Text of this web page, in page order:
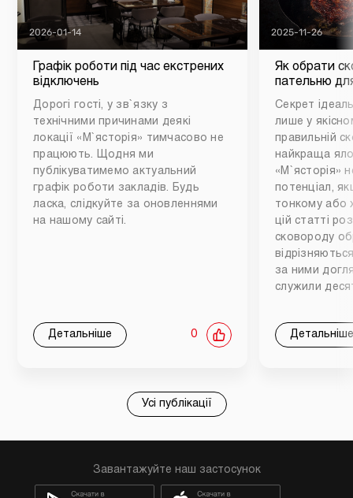
2026-01-14
Графік роботи під час екстрених
відключень
Дорогі гості, у зв`язку з
технічними причинами деякі
локації «М`ясторія» тимчасово не
працюють. Щодня ми
публікуватимемо актуальний
графік роботи закладів. Будь
ласка, слідкуйте за оновленнями
на нашому сайті.
Детальніше 0
2025-11-26
Як обрати
пательню
Секрет
лише у
правильній
найкраща
«М`ясторія»
потенціал,
тонкому або
цій статті
сковороду
за ними
служили
Детальніше
Усі публікації
Завантажуйте наш застосунок